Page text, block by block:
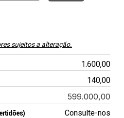
sujeitos a alteração.
1.600,00
140,00
599.000,00
Consulte-nos